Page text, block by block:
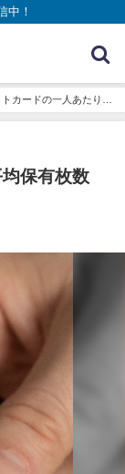
中！
カードの一人あたりの
保有枚数